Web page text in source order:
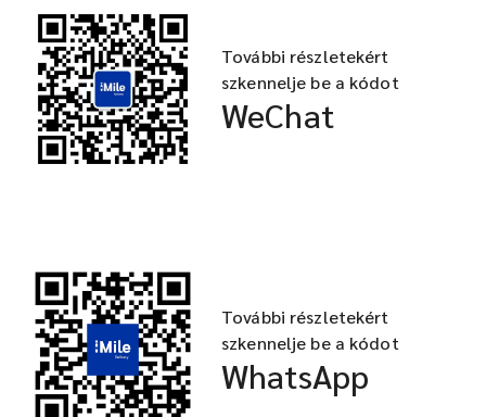
További részletekért
szkennelje be a kódot
WeChat
További részletekért
szkennelje be a kódot
WhatsApp